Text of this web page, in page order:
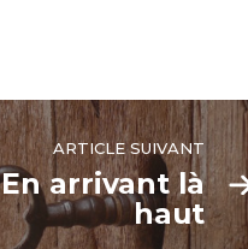
ARTICLE SUIVANT
En arrivant là
haut